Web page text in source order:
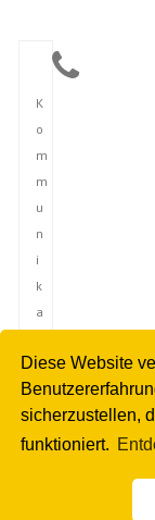
Diese Website
sicherzustellen,
funktioniert.
K
o
m
m
u
n
i
k
a
i
o
n
Copyright ©